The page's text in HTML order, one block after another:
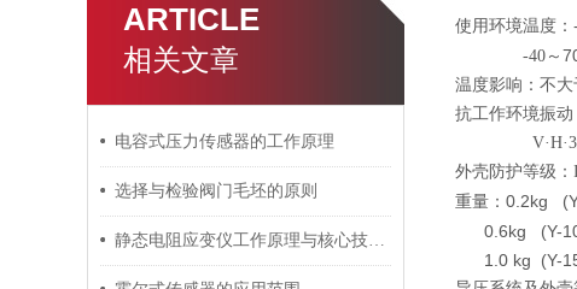
ARTICLE
相关文章
电容式压力传感器的工作原理
选择与检验阀门毛坯的原则
静态电阻应变仪工作原理与核心技术解析
使用环境温度：
-40 ～
温度影响：不
抗工作环境振动
V
外壳防护等级：
重量： 0.2kg
0.6kg (Y-
1.0 kg (Y-